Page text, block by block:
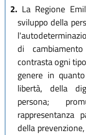
2. La Regione
sviluppo della
di
contrasta ogni
genere in
libertà, della
persona;
rappresentanza
della